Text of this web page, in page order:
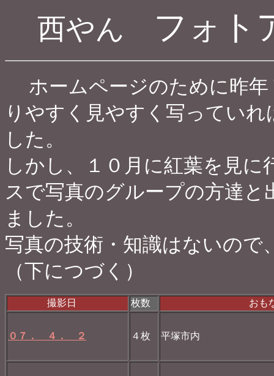
西やん フォト
ホームページのために昨
りやすく見やすく写ってい
した。
しかし、１０月に紅葉を見
スで写真のグループの方達
ました。
写真の技術・知識はないの
（下につづく）
撮影日 枚数 おもな撮
０７． ４． ２ ４枚 平塚市内